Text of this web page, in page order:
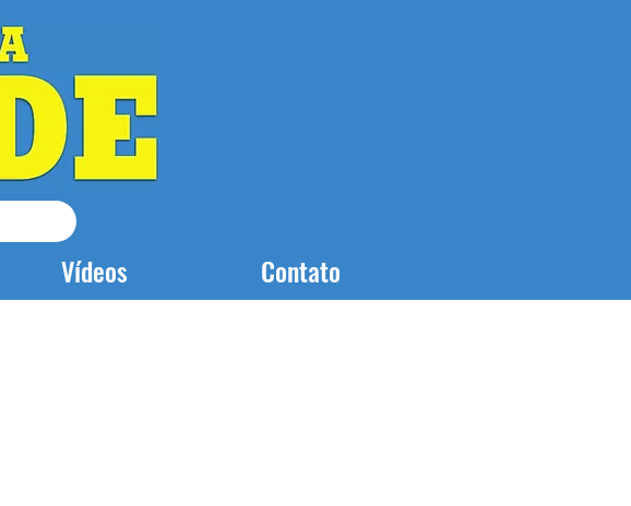
Vídeos Contato